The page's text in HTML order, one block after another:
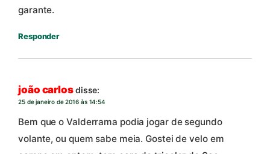
garante.
Responder
joão carlosdisse:
25 de janeiro de 2016 às 14:54
Bem que o Valderrama podia jogar de segundo
volante, ou quem sabe meia. Gostei de velo em